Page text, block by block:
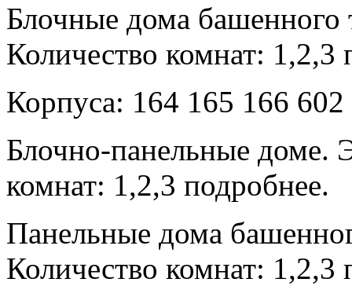
Блочные дома башенного
Количество комнат: 1,2,3
Корпуса: 164 165 166
Блочно-панельные доме.
комнат: 1,2,3 подробнее.
Панельные дома
Количество комнат: 1,2,3